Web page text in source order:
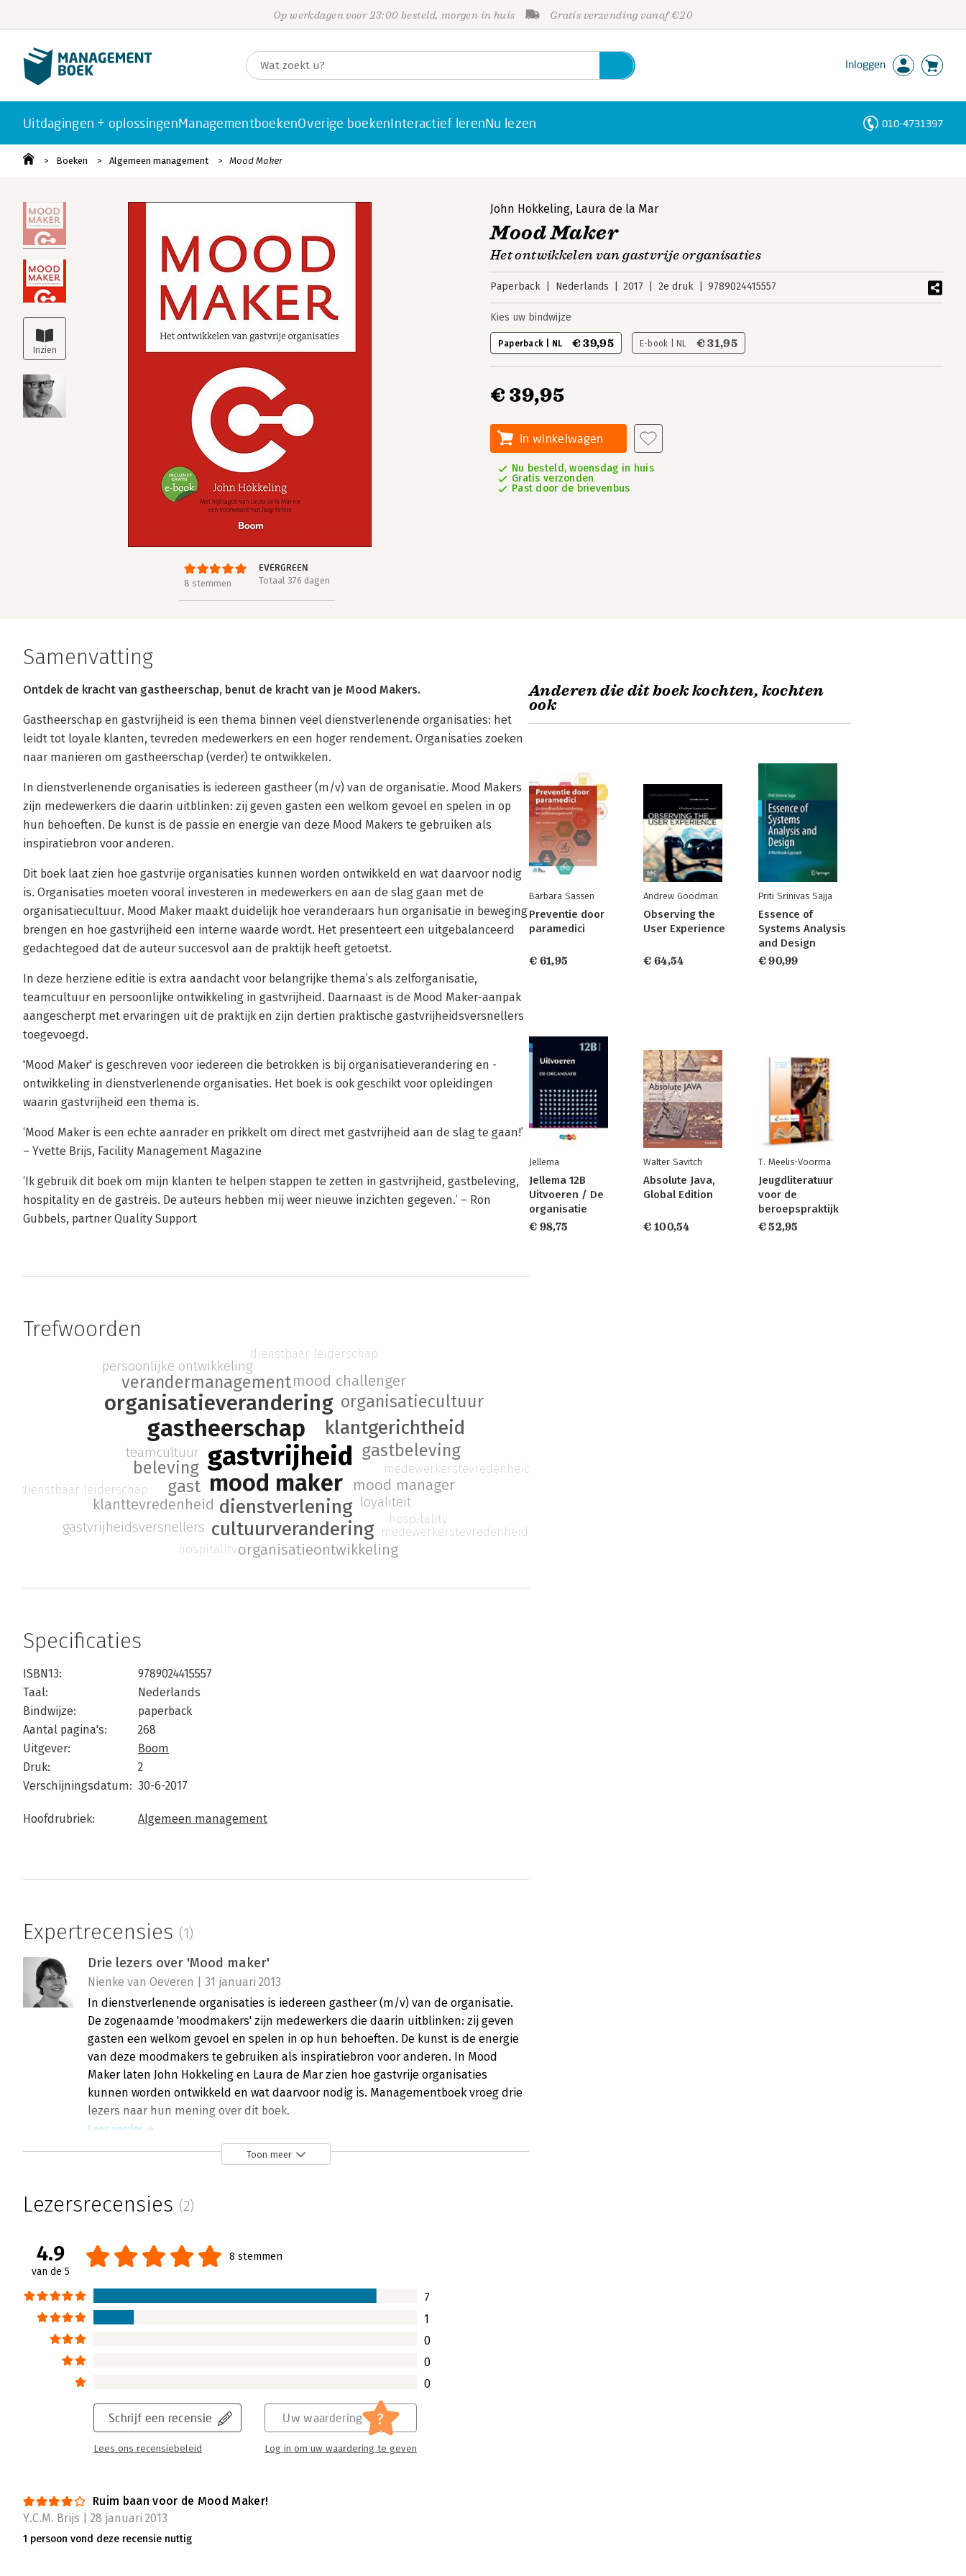
Op werkdagen voor 23:00 besteld, morgen in huis Gratis verzending vanaf €20
Inloggen
Uitdagingen + oplossingenManagementboekenOverige boekenInteractief lerenNu lezen 010-4731397
Boeken Algemeen management Mood Maker
8 stemmen
EVERGREEN
Totaal 376 dagen
John Hokkeling, Laura de la Mar
Mood Maker
Het ontwikkelen van gastvrije organisaties
Paperback Nederlands 2017 2e druk 9789024415557
Kies uw bindwijze
Paperback | NL € 39,95 E-book | NL € 31,95
€ 39,95
In winkelwagen
Nu besteld, woensdag in huis
Gratis verzonden
Past door de brievenbus
Samenvatting
Ontdek de kracht van gastheerschap, benut de kracht van je Mood Makers.
Gastheerschap en gastvrijheid is een thema binnen veel dienstverlenende organisaties: het
leidt tot loyale klanten, tevreden medewerkers en een hoger rendement. Organisaties zoeken
naar manieren om gastheerschap (verder) te ontwikkelen.
In dienstverlenende organisaties is iedereen gastheer (m/v) van de organisatie. Mood Makers
zijn medewerkers die daarin uitblinken: zij geven gasten een welkom gevoel en spelen in op
hun behoeften. De kunst is de passie en energie van deze Mood Makers te gebruiken als
inspiratiebron voor anderen.
Dit boek laat zien hoe gastvrije organisaties kunnen worden ontwikkeld en wat daarvoor nodig
is. Organisaties moeten vooral investeren in medewerkers en aan de slag gaan met de
organisatiecultuur. Mood Maker maakt duidelijk hoe veranderaars hun organisatie in beweging
brengen en hoe gastvrijheid een interne waarde wordt. Het presenteert een uitgebalanceerd
gedachtegoed dat de auteur succesvol aan de praktijk heeft getoetst.
In deze herziene editie is extra aandacht voor belangrijke thema’s als zelforganisatie,
teamcultuur en persoonlijke ontwikkeling in gastvrijheid. Daarnaast is de Mood Maker-aanpak
aangescherpt met ervaringen uit de praktijk en zijn dertien praktische gastvrijheidsversnellers
toegevoegd.
'Mood Maker' is geschreven voor iedereen die betrokken is bij organisatieverandering en -
ontwikkeling in dienstverlenende organisaties. Het boek is ook geschikt voor opleidingen
waarin gastvrijheid een thema is.
‘Mood Maker is een echte aanrader en prikkelt om direct met gastvrijheid aan de slag te gaan!’
– Yvette Brijs, Facility Management Magazine
‘Ik gebruik dit boek om mijn klanten te helpen stappen te zetten in gastvrijheid, gastbeleving,
hospitality en de gastreis. De auteurs hebben mij weer nieuwe inzichten gegeven.’ – Ron
Gubbels, partner Quality Support
Trefwoorden
gastvrijheid
mood maker
gastheerschap
organisatieverandering
dienstverlening
klantgerichtheid
cultuurverandering
verandermanagement
beleving
organisatiecultuur
gastbeleving
gast
klanttevredenheid
mood challenger
mood manager
organisatieontwikkeling
loyaliteit
gastvrijheidsversnellers
teamcultuur
persoonlijke ontwikkeling
dienstbaar leiderschap
medewerkerstevredenheid
hospitality
dienstbaar leiderschap
medewerkerstevredenheid
hospitality
Specificaties
ISBN13:
9789024415557
Taal:
Nederlands
Bindwijze:
paperback
Aantal pagina's:
268
Uitgever:
Boom
Druk:
2
Verschijningsdatum: 30-6-2017
Hoofdrubriek: Algemeen management
Expertrecensies (1)
Drie lezers over 'Mood maker'
Nienke van Oeveren | 31 januari 2013
In dienstverlenende organisaties is iedereen gastheer (m/v) van de organisatie.
De zogenaamde 'moodmakers' zijn medewerkers die daarin uitblinken: zij geven
gasten een welkom gevoel en spelen in op hun behoeften. De kunst is de energie
van deze moodmakers te gebruiken als inspiratiebron voor anderen. In Mood
Maker laten John Hokkeling en Laura de Mar zien hoe gastvrije organisaties
kunnen worden ontwikkeld en wat daarvoor nodig is. Managementboek vroeg drie
lezers naar hun mening over dit boek.
Lees verder
Toon meer
Lezersrecensies (2)
4.9
van de 5
8 stemmen
7
1
0
0
0
Schrijf een recensie
Lees ons recensiebeleid
Uw waardering ?
Log in om uw waardering te geven
Ruim baan voor de Mood Maker!
Y.C.M. Brijs | 28 januari 2013
1 persoon vond deze recensie nuttig
Anderen die dit boek kochten, kochten
ook
Barbara Sassen
Preventie door
paramedici
€ 61,95
Andrew Goodman
Observing the
User Experience
€ 64,54
Priti Srinivas Sajja
Essence of
Systems Analysis
and Design
€ 90,99
Jellema
Jellema 12B
Uitvoeren / De
organisatie
€ 98,75
Walter Savitch
Absolute Java,
Global Edition
€ 100,54
T. Meelis-Voorma
Jeugdliteratuur
voor de
beroepspraktijk
€ 52,95
Personen